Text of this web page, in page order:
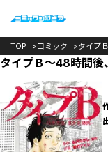
TOP コミック タイプ
タイプＢ～48時間後